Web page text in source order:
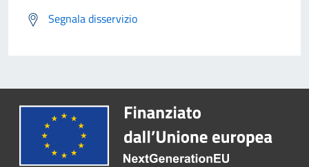
Segnala disservizio